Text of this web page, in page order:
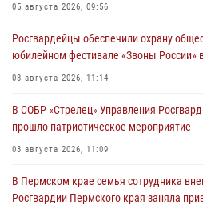
05 августа 2026, 09:56
Росгвардейцы обеспечили охрану
юбилейном фестивале «Звоны России»
03 августа 2026, 11:14
В СОБР «Стрелец» Управления
прошло патриотическое мероприятие
03 августа 2026, 11:09
В Пермском крае семья сотрудника
Росгвардии Пермского края заняла